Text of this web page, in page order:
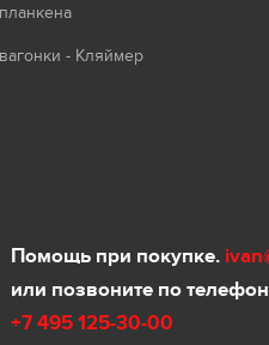
- Кляймер
Помощь при покупке.
или позвоните по
+7 495 125-30-00